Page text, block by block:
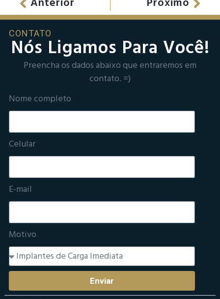
CONTATO
Nós Ligamos Para Você!
Preencha os dados abaixo que entraremos em
contato. =)
Nome completo
Celular
E-mail
Motivo
Enviar